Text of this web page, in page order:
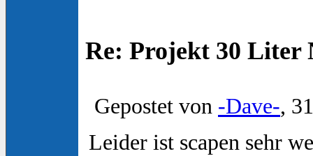
Re: Projekt 30 Liter
Gepostet von -Dave-,
Leider ist scapen sehr